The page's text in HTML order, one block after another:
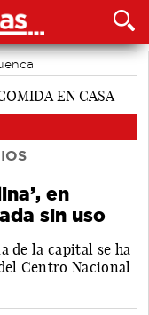
en
sin uso
de la capital se ha
Centro Nacional